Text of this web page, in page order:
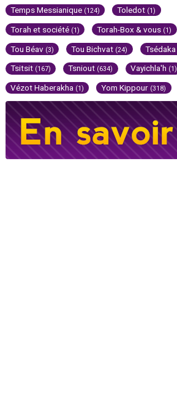
Temps Messianique (124) Toledot (1)
Torah et société (1) Torah-Box & vous (1)
Tou Béav (3) Tou Bichvat (24) Tsédaka
Tsitsit (167) Tsniout (634) Vayichla'h (1)
Vézot Haberakha (1) Yom Kippour (318)